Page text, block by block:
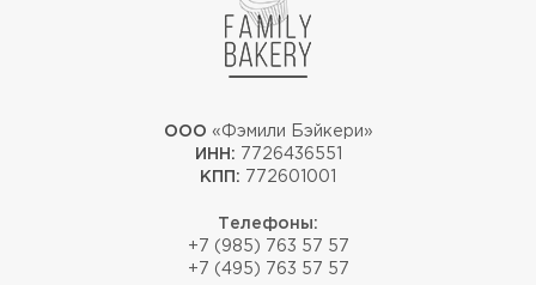
ООО «Фэмили Бэйкери»
ИНН: 7726436551
КПП: 772601001
Телефоны:
+7 (985) 763 57 57
+7 (495) 763 57 57